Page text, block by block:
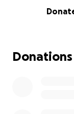
acudo al
nos necesita.
Donations